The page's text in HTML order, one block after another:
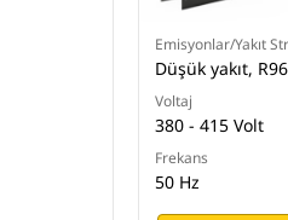
Emisyonlar/Yakıt
Düşük yakıt,
Voltaj
380 - 415 Volt
Frekans
50 Hz